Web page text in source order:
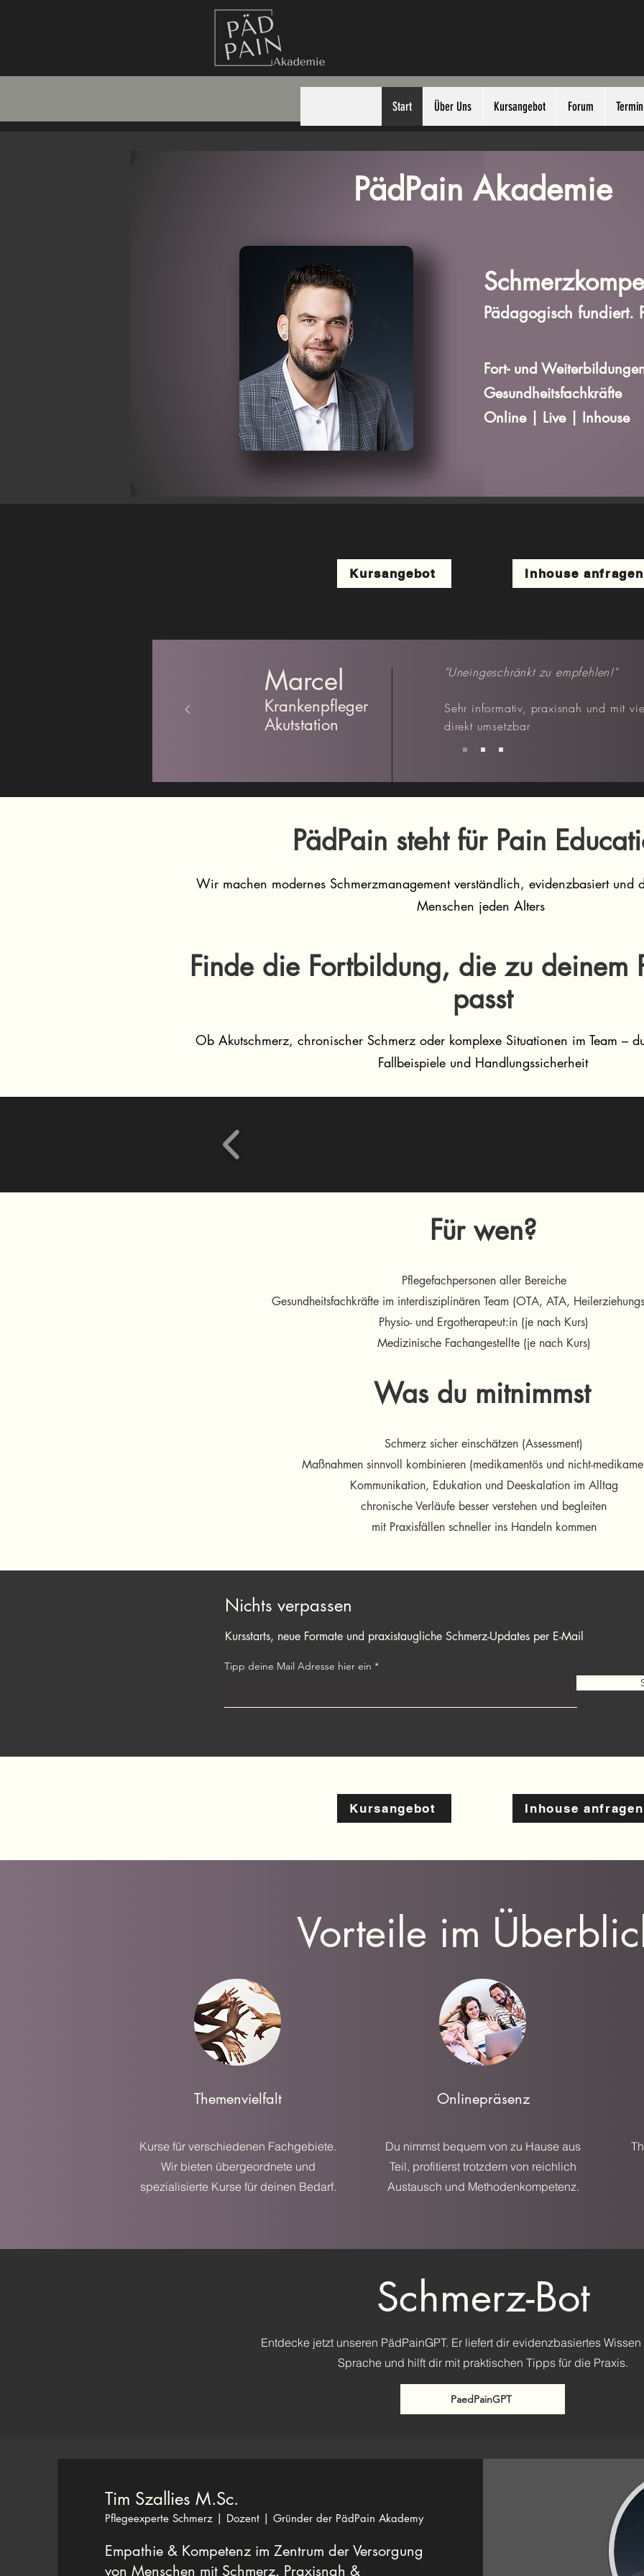
Start Über Uns Kursangebot Forum
Pädagogisch fundiert.
Fort- und
Gesundheitsfachkräfte
Online | Live | Inhouse
PädPain Akademie
Kursangebot Inhouse anfragen
Marcel
Krankenpfleger
Akutstation
"Uneingeschränkt zu empfehlen!"
Sehr informativ, praxisnah und mit
direkt umsetzbar
PädPain steht für Pain
Wir machen modernes Schmerzmanagement verständlich, evidenzbasiert und
Menschen jeden Alters
Finde die Fortbildung, die zu deinem
passt
Ob Akutschmerz, chronischer Schmerz oder komplexe Situationen im Team –
Fallbeispiele und Handlungssicherheit
Für wen?
Pflegefachpersonen aller Bereiche
Gesundheitsfachkräfte im interdisziplinären Team (OTA, ATA,
Physio- und Ergotherapeut:in (je nach Kurs)
Medizinische Fachangestellte (je nach Kurs)
Was du mitnimmst
Schmerz sicher einschätzen (Assessment)
Maßnahmen sinnvoll kombinieren (medikamentös und nicht-
Kommunikation, Edukation und Deeskalation im Alltag
chronische Verläufe besser verstehen und begleiten
mit Praxisfällen schneller ins Handeln kommen
Nichts verpassen
Kursstarts, neue Formate und praxistaugliche Schmerz-Updates per E-Mail
Tipp deine Mail Adresse hier ein
Kursangebot Inhouse anfragen
Vorteile im
Themenvielfalt
Kurse für verschiedenen Fachgebiete.
Wir bieten übergeordnete und
spezialisierte Kurse für deinen Bedarf.
Onlinepräsenz
Du nimmst bequem von zu Hause aus
Teil, profitierst trotzdem von reichlich
Austausch und Methodenkompetenz.
Schmerz-Bot
Entdecke jetzt unseren PädPainGPT. Er liefert dir evidenzbasiertes
Sprache und hilft dir mit praktischen Tipps für die Praxis.
PaedPainGPT
Tim Szallies M.Sc.
Pflegeexperte Schmerz | Dozent | Gründer der PädPain Akademy
Empathie & Kompetenz im Zentrum der Versorgung
von Menschen mit Schmerz. Praxisnah &